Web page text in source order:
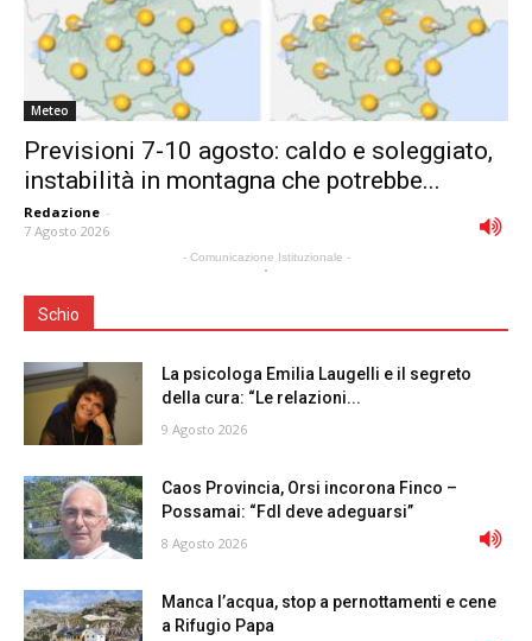
Meteo
Previsioni 7-10 agosto: caldo e soleggiato,
instabilità in montagna che potrebbe...
Redazione -
7 Agosto 2026
- Comunicazione Istituzionale -
Schio
La psicologa Emilia Laugelli e il segreto
della cura: “Le relazioni...
9 Agosto 2026
Caos Provincia, Orsi incorona Finco –
Possamai: “FdI deve adeguarsi”
8 Agosto 2026
Manca l’acqua, stop a pernottamenti e cene
a Rifugio Papa